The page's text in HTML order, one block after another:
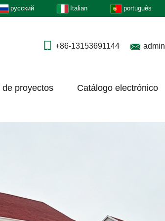
русский Italian português
+86-13153691144
de proyectos Catálogo electrónico